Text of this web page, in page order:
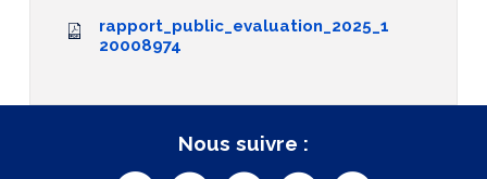
rapport_public_evaluation_2025_1
20008974
Nous suivre :